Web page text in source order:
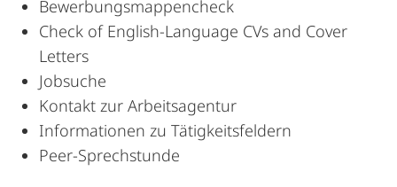
Bewerbungsmappencheck
Check of English-Language CVs and Cover
Letters
Jobsuche
Kontakt zur Arbeitsagentur
Informationen zu Tätigkeitsfeldern
Peer-Sprechstunde